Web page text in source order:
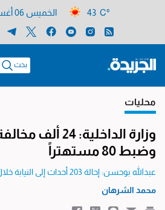
43 C° الخميس 06 أغسطس 2026
بحث
محليات
وضبط 80 مستهتراً
عبدالله بوحسن: إحالة 203 أحداث إلى النيابة خلال أسبوع
محمد الشرهان